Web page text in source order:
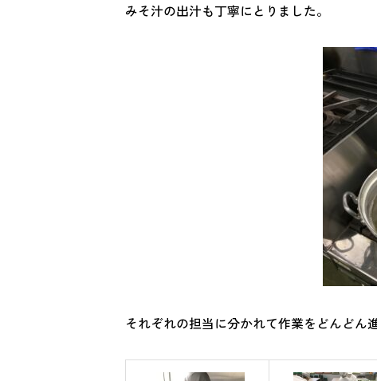
みそ汁の出汁も丁寧にとりました。
それぞれの担当に分かれて作業をどんどん